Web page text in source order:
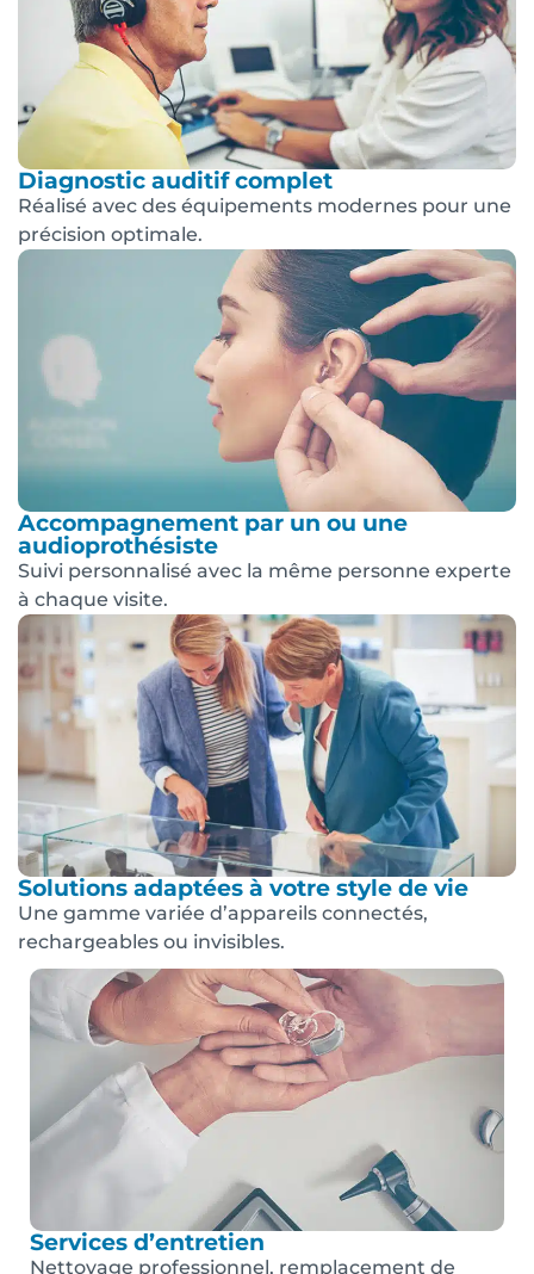
Diagnostic auditif complet
Réalisé avec des équipements modernes pour une
précision optimale.
Accompagnement par un ou une
audioprothésiste
Suivi personnalisé avec la même personne experte
à chaque visite.
Solutions adaptées à votre style de vie
Une gamme variée d’appareils connectés,
rechargeables ou invisibles.
Services d’entretien
Nettoyage professionnel, remplacement de